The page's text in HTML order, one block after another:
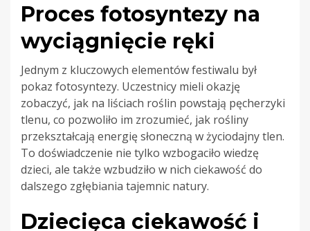
Proces fotosyntezy na
wyciągnięcie ręki
Jednym z kluczowych elementów festiwalu był
pokaz fotosyntezy. Uczestnicy mieli okazję
zobaczyć, jak na liściach roślin powstają pęcherzyki
tlenu, co pozwoliło im zrozumieć, jak rośliny
przekształcają energię słoneczną w życiodajny tlen.
To doświadczenie nie tylko wzbogaciło wiedzę
dzieci, ale także wzbudziło w nich ciekawość do
dalszego zgłębiania tajemnic natury.
Dziecięca ciekawość i